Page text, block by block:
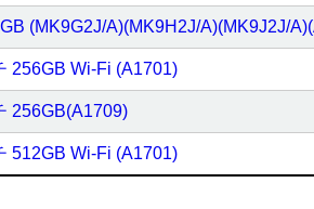
(MK9G2J/A)(MK9H2J/A)(MK9J2J/
256GB Wi-Fi (A1701)
256GB(A1709)
512GB Wi-Fi (A1701)